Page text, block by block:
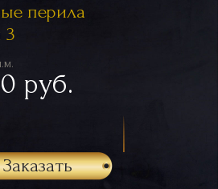
перила
3
руб.
Заказать